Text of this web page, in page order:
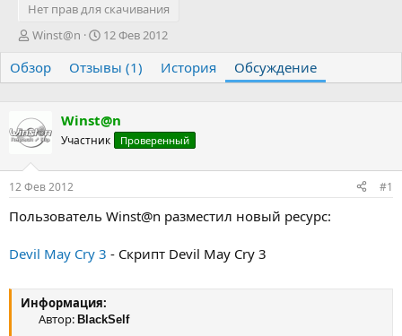
Нет прав для скачивания
А
т
о
т
е
м
ы
Winst@n
Д
т
а
а
ч
а
12 Фев 2012
Обзор Отзывы (1) История Обсуждение
Winst@n
Участник Проверенный
12 Фев 2012 #1
Пользователь Winst@n разместил новый ресурс:
Devil May Cry 3 - Скрипт Devil May Cry 3
Информация:
Автор: BlackSelf